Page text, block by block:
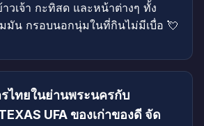
วเจ้า กะทิสด และหน้าต่างๆ ทั้ง
มัน กรอบนอกนุ่มในที่กินไม่มีเบื่อ 💘
ไทยในย่านพระนครกับ
UFA ของเก่าของดี จัด